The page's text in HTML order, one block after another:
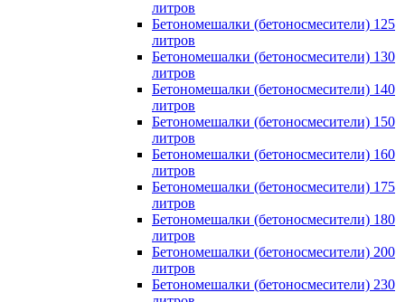
литров
Бетономешалки (бетоносмесители) 125
литров
Бетономешалки (бетоносмесители) 130
литров
Бетономешалки (бетоносмесители) 140
литров
Бетономешалки (бетоносмесители) 150
литров
Бетономешалки (бетоносмесители) 160
литров
Бетономешалки (бетоносмесители) 175
литров
Бетономешалки (бетоносмесители) 180
литров
Бетономешалки (бетоносмесители) 200
литров
Бетономешалки (бетоносмесители) 230